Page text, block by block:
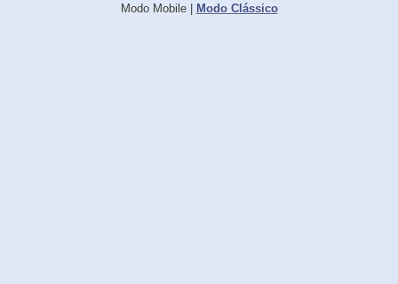
Modo Mobile| Modo Clássico